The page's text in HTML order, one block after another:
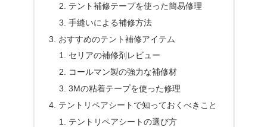
テント補修テープを使った簡易修理
手縫いによる補修方法
おすすめのテント補修アイテム
セリアの補修剤レビュー
コールマン製の強力な補修材
3Mの粘着テープを使った修理
テントリペアシートで知っておくべきこと
テントリペアシートの選び方